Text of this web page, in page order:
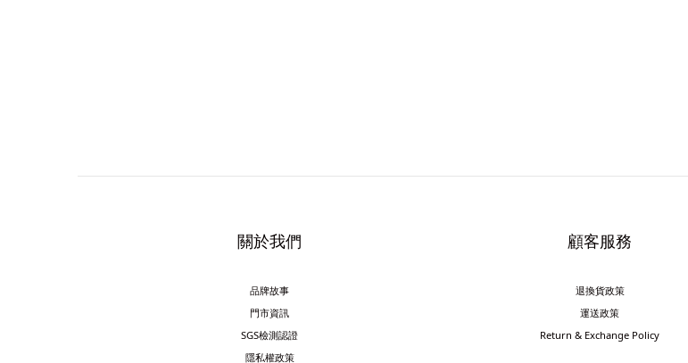
關於我們
品牌故事
門市資訊
SGS檢測認證
隱私權政策
顧客服務
退換貨政策
運送政策
Return & Exchange Policy